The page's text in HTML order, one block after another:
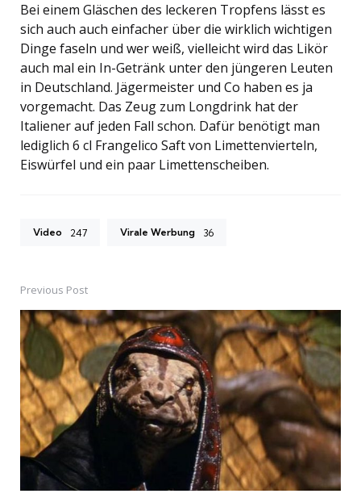
Bei einem Gläschen des leckeren Tropfens lässt es
sich auch auch einfacher über die wirklich wichtigen
Dinge faseln und wer weiß, vielleicht wird das Likör
auch mal ein In-Getränk unter den jüngeren Leuten
in Deutschland. Jägermeister und Co haben es ja
vorgemacht. Das Zeug zum Longdrink hat der
Italiener auf jeden Fall schon. Dafür benötigt man
lediglich 6 cl Frangelico Saft von Limettenvierteln,
Eiswürfel und ein paar Limettenscheiben.
Video 247 Virale Werbung 36
Post
navigation
Previous Post